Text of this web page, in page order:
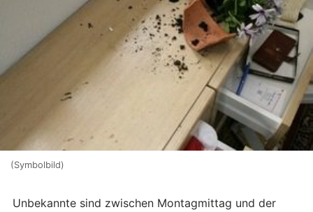
(Symbolbild)
Unbekannte sind zwischen Montagmittag und der